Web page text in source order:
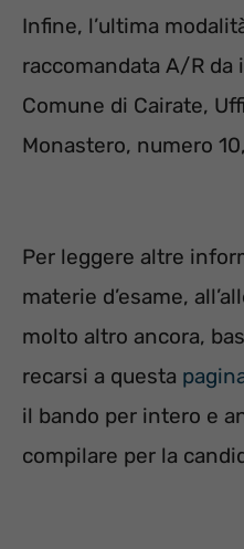
Infine, l’ultima
raccomandata A/R da
Comune di Cairate,
Monastero, numero
Per leggere altre
materie d’esame,
molto altro ancora,
recarsi a questa
il bando per intero e
compilare per la